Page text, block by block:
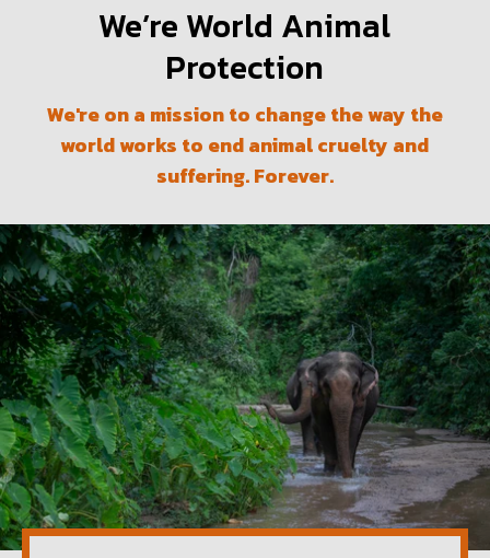
We’re World Animal
Protection
We're on a mission to change the way the
world works to end animal cruelty and
suffering. Forever.